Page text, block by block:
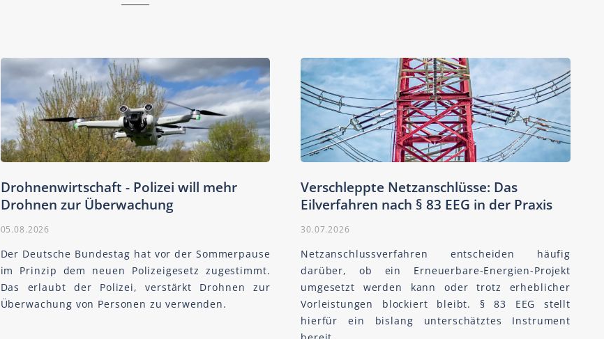
Drohnenwirtschaft - Polizei will mehr
Drohnen zur Überwachung
05.08.2026
Der Deutsche Bundestag hat vor der Sommerpause
im Prinzip dem neuen Polizeigesetz zugestimmt.
Das erlaubt der Polizei, verstärkt Drohnen zur
Überwachung von Personen zu verwenden.
Verschleppte Netzanschlüsse: Das
Eilverfahren nach § 83 EEG in der Praxis
30.07.2026
Netzanschlussverfahren entscheiden häufig
darüber, ob ein Erneuerbare-Energien-Projekt
umgesetzt werden kann oder trotz erheblicher
Vorleistungen blockiert bleibt. § 83 EEG stellt
hierfür ein bislang unterschätztes Instrument